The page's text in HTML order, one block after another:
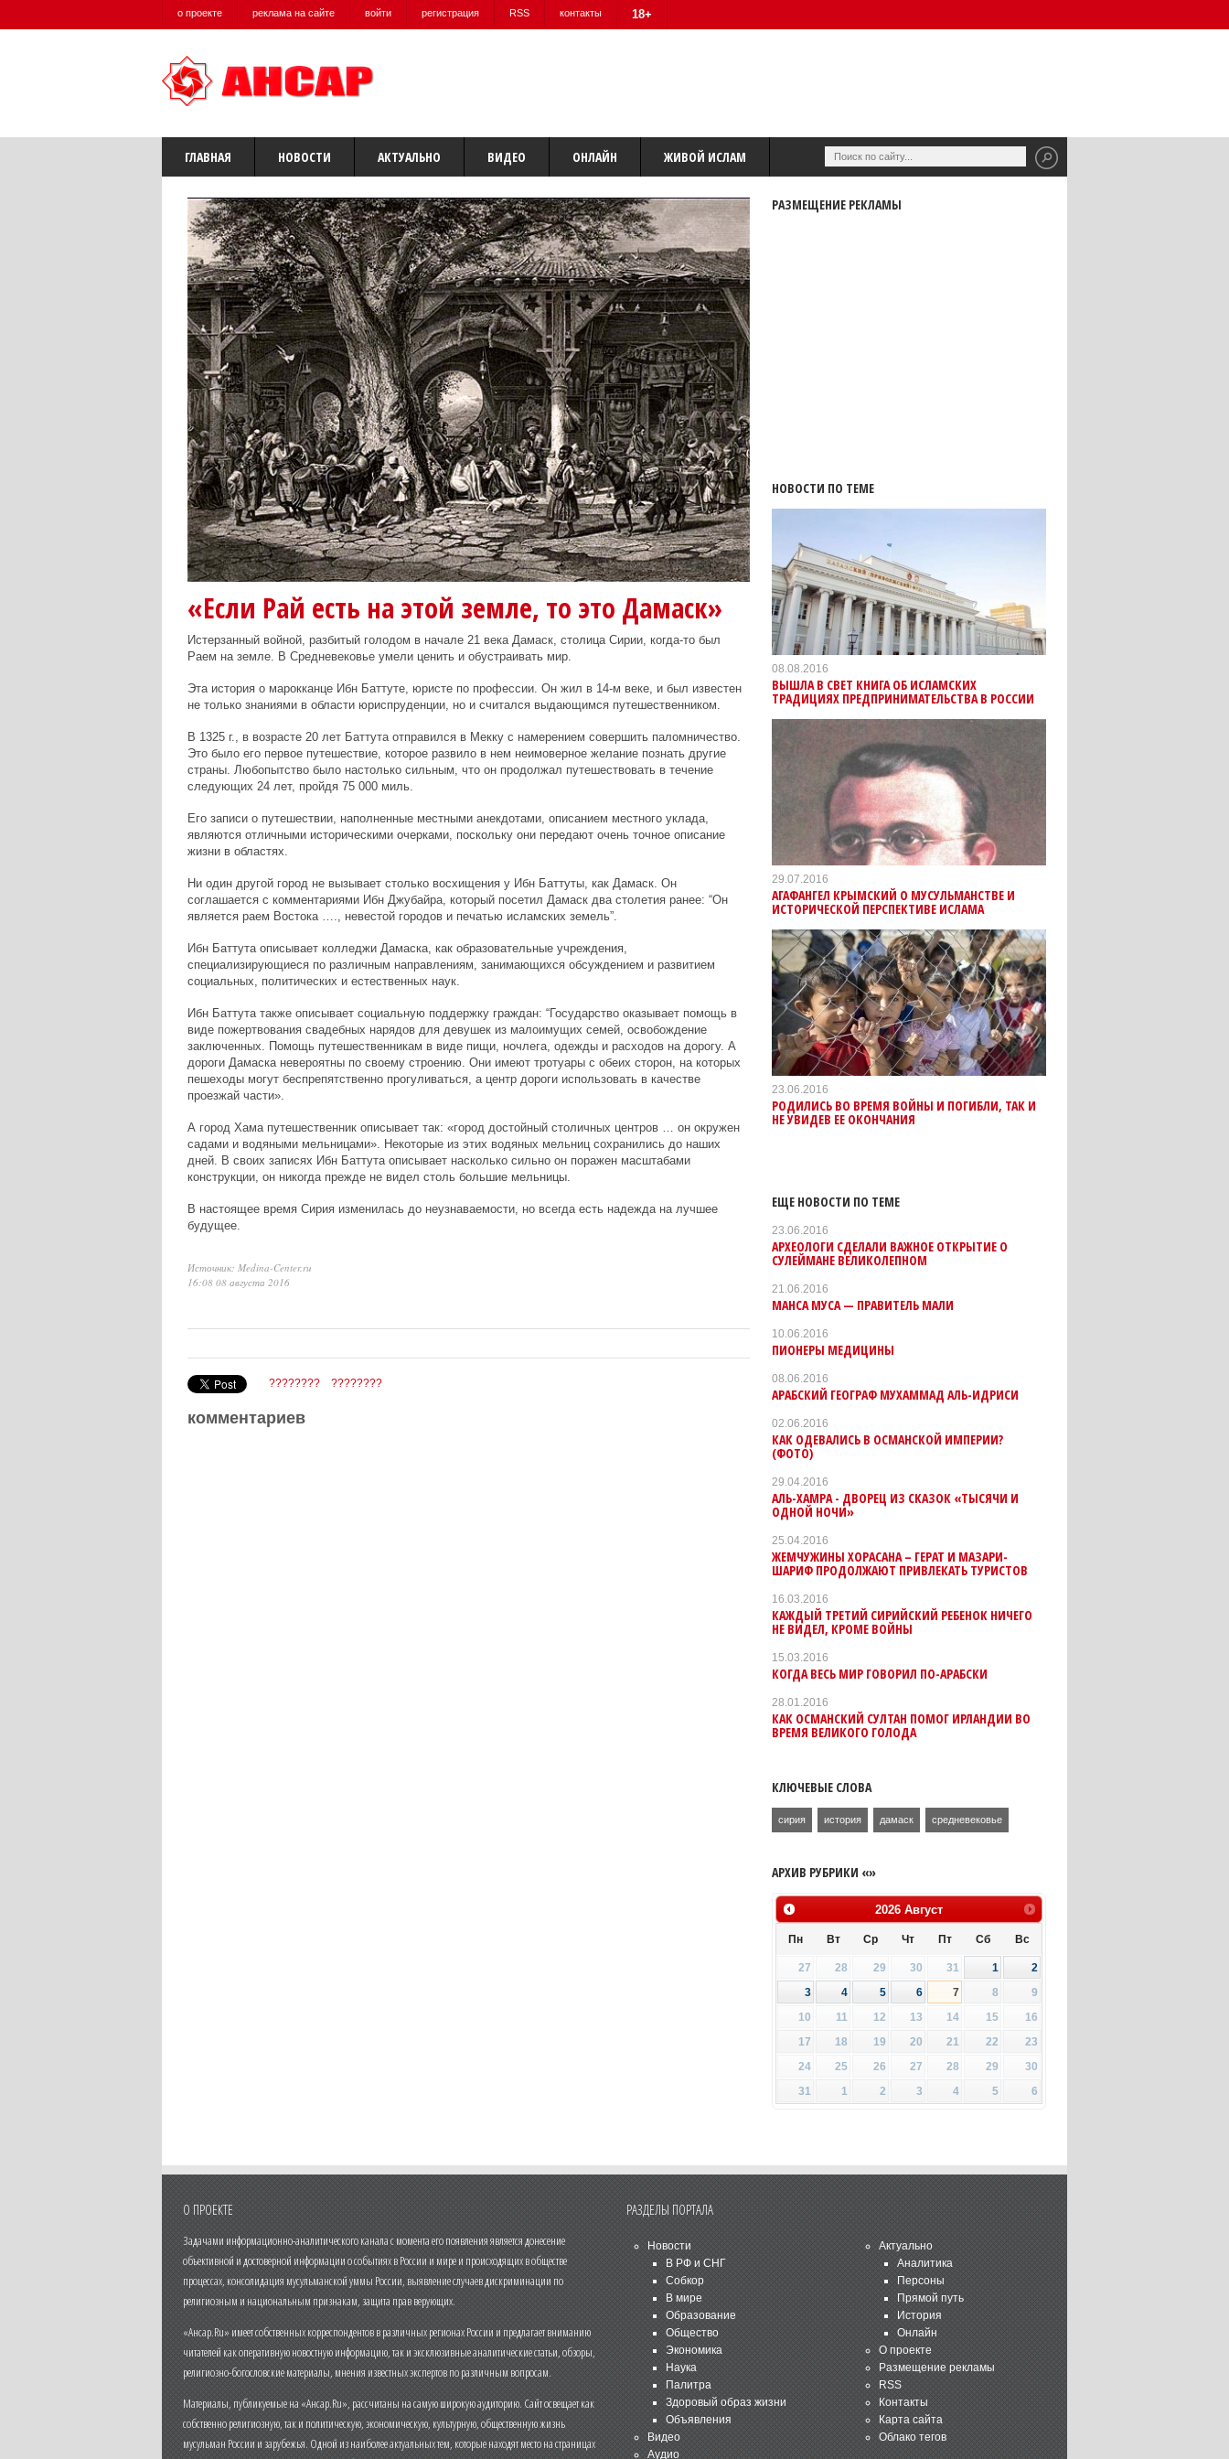
о проекте реклама на сайте войти регистрация RSS контакты 18+
ГЛАВНАЯ НОВОСТИ АКТУАЛЬНО ВИДЕО ОНЛАЙН ЖИВОЙ ИСЛАМ
«Если Рай есть на этой земле, то это Дамаск»
Истерзанный войной, разбитый голодом в начале 21 века Дамаск, столица Сирии, когда-то был
Раем на земле. В Средневековье умели ценить и обустраивать мир.
Эта история о марокканце Ибн Баттуте, юристе по профессии. Он жил в 14-м веке, и был известен
не только знаниями в области юриспруденции, но и считался выдающимся путешественником.
В 1325 г., в возрасте 20 лет Баттута отправился в Мекку с намерением совершить паломничество.
Это было его первое путешествие, которое развило в нем неимоверное желание познать другие
страны. Любопытство было настолько сильным, что он продолжал путешествовать в течение
следующих 24 лет, пройдя 75 000 миль.
Его записи о путешествии, наполненные местными анекдотами, описанием местного уклада,
являются отличными историческими очерками, поскольку они передают очень точное описание
жизни в областях.
Ни один другой город не вызывает столько восхищения у Ибн Баттуты, как Дамаск. Он
соглашается с комментариями Ибн Джубайра, который посетил Дамаск два столетия ранее: “Он
является раем Востока …., невестой городов и печатью исламских земель”.
Ибн Баттута описывает колледжи Дамаска, как образовательные учреждения,
специализирующиеся по различным направлениям, занимающихся обсуждением и развитием
социальных, политических и естественных наук.
Ибн Баттута также описывает социальную поддержку граждан: “Государство оказывает помощь в
виде пожертвования свадебных нарядов для девушек из малоимущих семей, освобождение
заключенных. Помощь путешественникам в виде пищи, ночлега, одежды и расходов на дорогу. А
дороги Дамаска невероятны по своему строению. Они имеют тротуары с обеих сторон, на которых
пешеходы могут беспрепятственно прогуливаться, а центр дороги использовать в качестве
проезжай части».
А город Хама путешественник описывает так: «город достойный столичных центров … он окружен
садами и водяными мельницами». Некоторые из этих водяных мельниц сохранились до наших
дней. В своих записях Ибн Баттута описывает насколько сильно он поражен масштабами
конструкции, он никогда прежде не видел столь большие мельницы.
В настоящее время Сирия изменилась до неузнаваемости, но всегда есть надежда на лучшее
будущее.
Источник: Medina-Center.ru
16:08 08 августа 2016
???????? ????????
комментариев
РАЗМЕЩЕНИЕ РЕКЛАМЫ
НОВОСТИ ПО ТЕМЕ
08.08.2016
ВЫШЛА В СВЕТ КНИГА ОБ ИСЛАМСКИХ
ТРАДИЦИЯХ ПРЕДПРИНИМАТЕЛЬСТВА В РОССИИ
29.07.2016
АГАФАНГЕЛ КРЫМСКИЙ О МУСУЛЬМАНСТВЕ И
ИСТОРИЧЕСКОЙ ПЕРСПЕКТИВЕ ИСЛАМА
23.06.2016
РОДИЛИСЬ ВО ВРЕМЯ ВОЙНЫ И ПОГИБЛИ, ТАК И
НЕ УВИДЕВ ЕЕ ОКОНЧАНИЯ
ЕЩЕ НОВОСТИ ПО ТЕМЕ
23.06.2016
АРХЕОЛОГИ СДЕЛАЛИ ВАЖНОЕ ОТКРЫТИЕ О
СУЛЕЙМАНЕ ВЕЛИКОЛЕПНОМ
21.06.2016
МАНСА МУСА — ПРАВИТЕЛЬ МАЛИ
10.06.2016
ПИОНЕРЫ МЕДИЦИНЫ
08.06.2016
АРАБСКИЙ ГЕОГРАФ МУХАММАД АЛЬ-ИДРИСИ
02.06.2016
КАК ОДЕВАЛИСЬ В ОСМАНСКОЙ ИМПЕРИИ?
(ФОТО)
29.04.2016
АЛЬ-ХАМРА - ДВОРЕЦ ИЗ СКАЗОК «ТЫСЯЧИ И
ОДНОЙ НОЧИ»
25.04.2016
ЖЕМЧУЖИНЫ ХОРАСАНА – ГЕРАТ И МАЗАРИ-
ШАРИФ ПРОДОЛЖАЮТ ПРИВЛЕКАТЬ ТУРИСТОВ
16.03.2016
КАЖДЫЙ ТРЕТИЙ СИРИЙСКИЙ РЕБЕНОК НИЧЕГО
НЕ ВИДЕЛ, КРОМЕ ВОЙНЫ
15.03.2016
КОГДА ВЕСЬ МИР ГОВОРИЛ ПО-АРАБСКИ
28.01.2016
КАК ОСМАНСКИЙ CУЛТАН ПОМОГ ИРЛАНДИИ ВО
ВРЕМЯ ВЕЛИКОГО ГОЛОДА
КЛЮЧЕВЫЕ СЛОВА
сирия история дамаск средневековье
АРХИВ РУБРИКИ «»
2026 Август
Пн Вт Ср Чт Пт Сб Вс
27 28 29 30 31 1
2
3
4 5 6 7 8
9
10
11 12 13 14 15
16
17
18 19 20 21 22
23
24
25 26 27 28 29
30
31
1 2 3 4 5 6
О ПРОЕКТЕ
Задачами информационно-аналитического канала с момента его появления является донесение
объективной и достоверной информации о событиях в России и мире и происходящих в обществе
процессах, консолидация мусульманской уммы России, выявление случаев дискриминации по
религиозным и национальным признакам, защита прав верующих.
«Ансар.Ru» имеет собственных корреспондентов в различных регионах России и предлагает вниманию
читателей как оперативную новостную информацию, так и эксклюзивные аналитические статьи, обзоры,
религиозно-богословские материалы, мнения известных экспертов по различным вопросам.
Материалы, публикуемые на «Ансар.Ru», рассчитаны на самую широкую аудиторию. Сайт освещает как
собственно религиозную, так и политическую, экономическую, культурную, общественную жизнь
мусульман России и зарубежья. Одной из наиболее актуальных тем, которые находят место на страницах
РАЗДЕЛЫ ПОРТАЛА
Новости
В РФ и СНГ
Собкор
В мире
Образование
Общество
Экономика
Наука
Палитра
Здоровый образ жизни
Объявления
Видео
Аудио
Актуально
Аналитика
Персоны
Прямой путь
История
Онлайн
О проекте
Размещение рекламы
RSS
Контакты
Карта сайта
Облако тегов